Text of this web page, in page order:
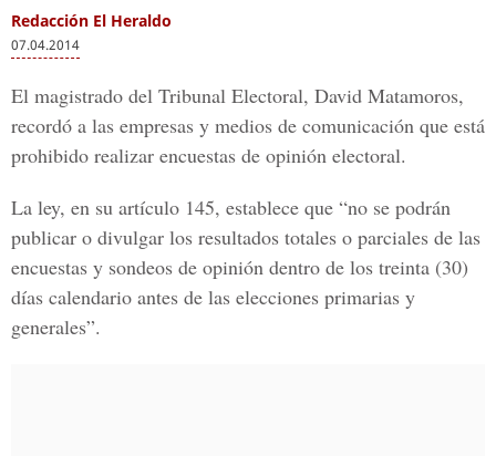
Redacción El Heraldo
07.04.2014
El magistrado del Tribunal Electoral, David Matamoros,
recordó a las empresas y medios de comunicación que está
prohibido realizar encuestas de opinión electoral.
La ley, en su artículo 145, establece que “no se podrán
publicar o divulgar los resultados totales o parciales de las
encuestas y sondeos de opinión dentro de los treinta (30)
días calendario antes de las elecciones primarias y
generales”.